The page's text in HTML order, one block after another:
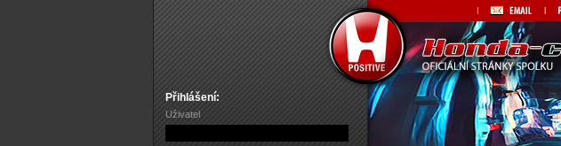
Přihlášení:
Uživatel